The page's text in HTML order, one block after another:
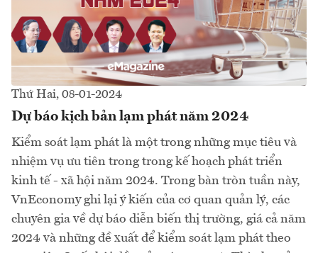
Thứ Hai, 08-01-2024
Dự báo kịch bản lạm phát năm 2024
Kiểm soát lạm phát là một trong những mục tiêu và
nhiệm vụ ưu tiên trong trong kế hoạch phát triển
kinh tế - xã hội năm 2024. Trong bàn tròn tuần này,
VnEconomy ghi lại ý kiến của cơ quan quản lý, các
chuyên gia về dự báo diễn biến thị trường, giá cả năm
2024 và những đề xuất để kiểm soát lạm phát theo